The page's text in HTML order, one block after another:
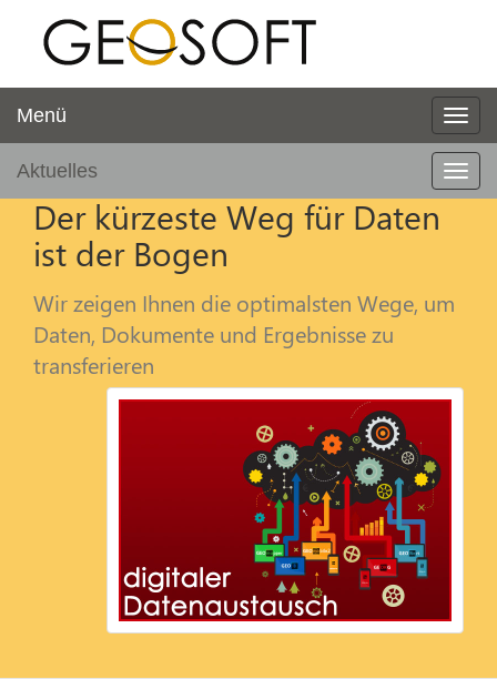
Menü
Aktuelles
Der kürzeste Weg für Daten
ist der Bogen
Wir zeigen Ihnen die optimalsten Wege, um
Daten, Dokumente und Ergebnisse zu
transferieren